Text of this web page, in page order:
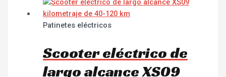
Patinetes eléctricos
Scooter eléctrico de
largo alcance XS09